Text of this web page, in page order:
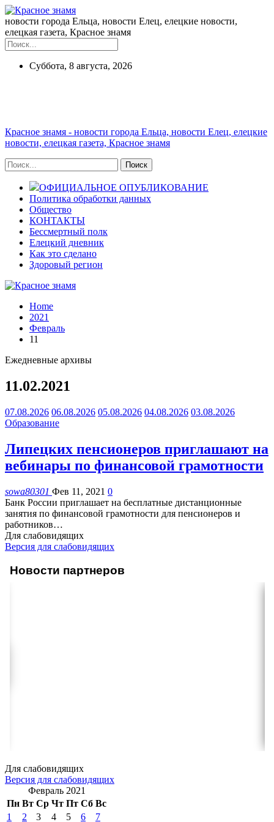
новости города Ельца, новости Елец, елецкие новости,
елецкая газета, Красное знамя
Суббота, 8 августа, 2026
Красное знамя - новости города Ельца, новости Елец, елецкие
новости, елецкая газета, Красное знамя
ОФИЦИАЛЬНОЕ ОПУБЛИКОВАНИЕ
Политика обработки данных
Общество
КОНТАКТЫ
Бессмертный полк
Елецкий дневник
Как это сделано
Здоровый регион
Home
2021
Февраль
11
Ежедневные архивы
11.02.2021
07.08.2026 06.08.2026 05.08.2026 04.08.2026 03.08.2026
Образование
Липецких пенсионеров приглашают на
вебинары по финансовой грамотности
sowa80301 Фев 11, 2021 0
Банк России приглашает на бесплатные дистанционные
занятия по финансовой грамотности для пенсионеров и
работников…
Для слабовидящих
Версия для слабовидящих
Новости партнеров
Для слабовидящих
Версия для слабовидящих
Февраль 2021
Пн Вт Ср Чт Пт Сб Вс
1
2 3 4 5 6 7